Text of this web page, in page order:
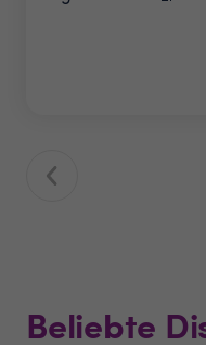
Beliebte